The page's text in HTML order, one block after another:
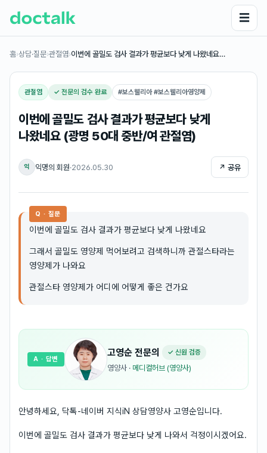
☰
홈›상담·질문›관절염›이번에 골밀도 검사 결과가 평균보다 낮게 나왔네요…
관절염 ✓ 전문의 검수 완료 #보스웰리아 #보스웰리아영양제
이번에 골밀도 검사 결과가 평균보다 낮게
나왔네요 (광명 50대 중반/여 관절염)
익 익명의 회원·2026.05.30 ↗ 공유
Q · 질문
이번에 골밀도 검사 결과가 평균보다 낮게 나왔네요
그래서 골밀도 영양제 먹어보려고 검색하니까 관절스타라는
영양제가 나와요
관절스타 영양제가 어디에 어떻게 좋은 건가요
고영순 전문의 ✓ 신원 검증
영양사 · 메디컬허브 (영양사)
A · 답변
안녕하세요, 닥톡-네이버 지식iN 상담영양사 고영순입니다.
이번에 골밀도 검사 결과가 평균보다 낮게 나와서 걱정이시겠어요.